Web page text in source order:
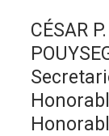
CÉSAR